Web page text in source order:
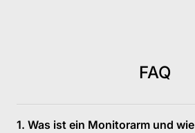
FAQ
1. Was ist ein Monitorarm und wie